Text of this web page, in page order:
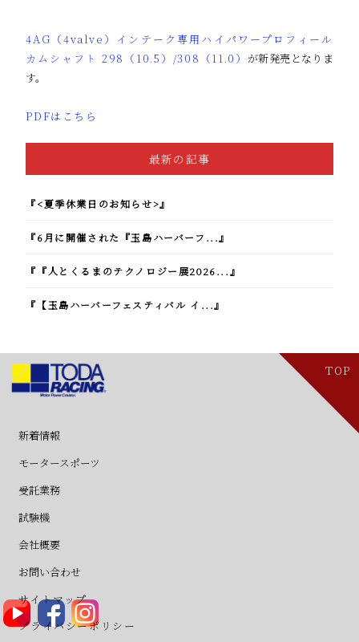
4AG（4valve）インテーク専用ハイパワープロフィール
カムシャフト 298（10.5）/308（11.0） が新発売となりま
す。
PDFはこちら
最新の記事
『<夏季休業日のお知らせ>』
『6月に開催された『玉島ハーバーフ...』
『『人とくるまのテクノロジー展2026...』
『【玉島ハーバーフェスティバル イ...』
新着情報
・ニュース
・新製品
モータースポーツ
・レース用パーツ
・チューニング加工
・レーシングエンジン
・SFL
・フォーミュラ3
・フォーミュラビート/SFJ
受託業務
・受託業務
・フリースタイルデザイン&CG
・モータ試作開発
・ICAMソフトウェア
・Anaglyph
・Polyworx
・減速機/レーシングギアボックス
試験機
・試験機
・テストスタンド
・ACドライバ
・DCドライバ
・コンバータ
・テストベンチモータ
会社概要
・会社概要
・求人情報
・レースヒストリー
・テクノロジー
・リンク
お問い合わせ
・モータースポーツ製品に関するお問
い合わせ
・受託業務・試験機に関するお問い合
わせ
サイトマップ
プライバシーポリシー
TOP